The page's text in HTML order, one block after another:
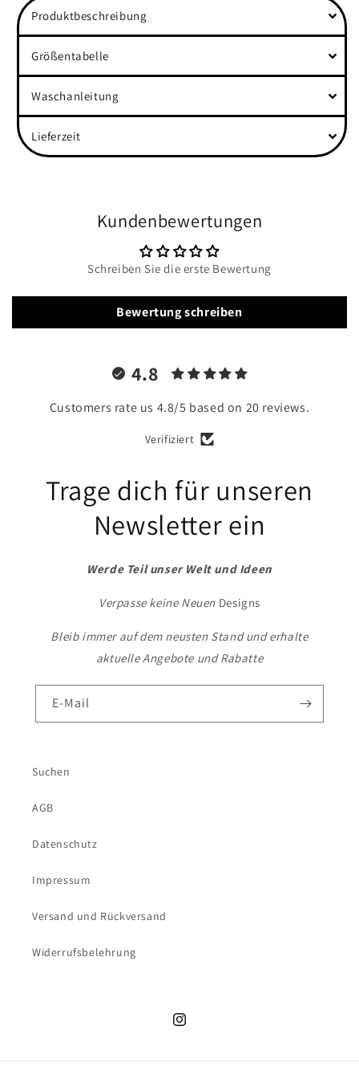
Produktbeschreibung
Größentabelle
Waschanleitung
Lieferzeit
Kundenbewertungen
Schreiben Sie die erste Bewertung
Bewertung schreiben
4.8
Customers rate us 4.8/5 based on 20 reviews.
Verifiziert
Trage dich für unseren
Newsletter ein
Werde Teil unser Welt und Ideen
Verpasse keine Neuen Designs
Bleib immer auf dem neusten Stand und erhalte
aktuelle Angebote und Rabatte
E-Mail
Suchen
AGB
Datenschutz
Impressum
Versand und Rückversand
Widerrufsbelehrung
Instagram